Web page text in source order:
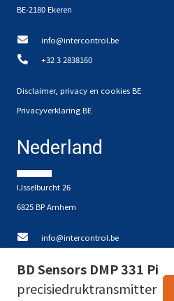
BD Sensors DMP 331 Pi
precisiedruktransmitter
BE-2180 Ekeren
info@intercontrol.be
+32 3 2838160
Disclaimer, privacy en cookies BE
Privacyverklaring BE
Nederland
IJsselburcht 26
6825 BP Arnhem
info@intercontrol.be
Disclaimer, privacy en cookies NL